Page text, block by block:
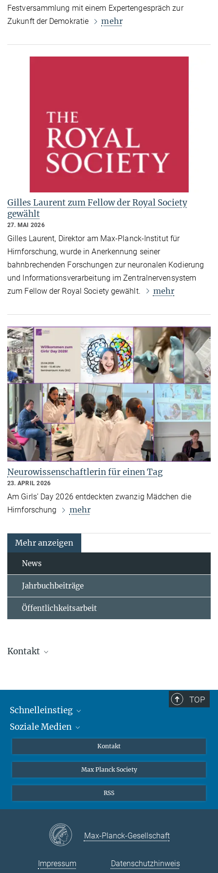
Festversammlung mit einem Expertengespräch zur
Zukunft der Demokratie
mehr
Gilles Laurent zum Fellow der Royal Society
gewählt
27. MAI 2026
Gilles Laurent, Direktor am Max-Planck-Institut für
Hirnforschung, wurde in Anerkennung seiner
bahnbrechenden Forschungen zur neuronalen Kodierung
und Informationsverarbeitung im Zentralnervensystem
zum Fellow der Royal Society gewählt.
mehr
Neurowissenschaftlerin für einen Tag
23. APRIL 2026
Am Girls’ Day 2026 entdeckten zwanzig Mädchen die
Hirnforschung
mehr
Mehr anzeigen
News
Jahrbuchbeiträge
Öffentlichkeitsarbeit
Kontakt
pr@...
Newsroom der Max-Planck-Gesellschaft
TOP
Schnelleinstieg
Journalisten
Soziale Medien
Twitter
Kontakt
Max Planck Society
RSS
Max-Planck-Gesellschaft
Impressum Datenschutzhinweis